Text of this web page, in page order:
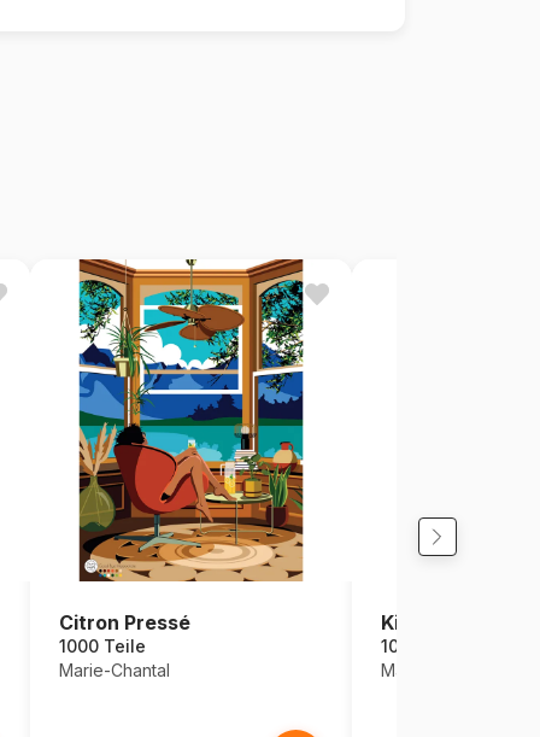
Citron Pressé
1000 Teile
Marie-Chantal
Kiddie Pool
1000 Teile
Marie-Chantal